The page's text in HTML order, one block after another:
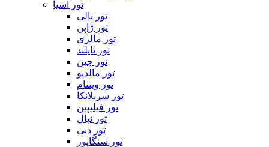
تور آسیا
تور بالی
تور ژاپن
تور مالزی
تور تایلند
تور چین
تور مالدیو
تور ویتنام
تور سریلانکا
تور فیلیپین
تور نپال
تور دبی
تور سنگاپور